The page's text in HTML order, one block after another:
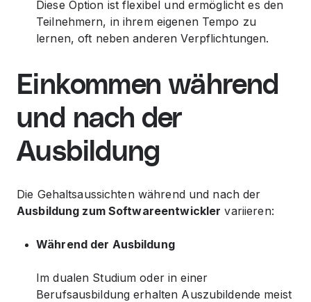
Diese Option ist flexibel und ermöglicht es den
Teilnehmern, in ihrem eigenen Tempo zu
lernen, oft neben anderen Verpflichtungen.
Einkommen während
und nach der
Ausbildung
Die Gehaltsaussichten während und nach der
Ausbildung zum Softwareentwickler variieren:
Während der Ausbildung
Im dualen Studium oder in einer
Berufsausbildung erhalten Auszubildende meist